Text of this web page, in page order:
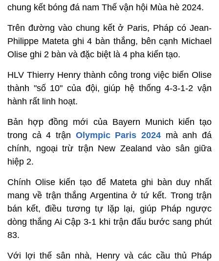
chung kết bóng đá nam Thế vận hội Mùa hè 2024.
Trên đường vào chung kết ở Paris, Pháp có Jean-
Philippe Mateta ghi 4 bàn thắng, bên cạnh Michael
Olise ghi 2 bàn và đặc biệt là 4 pha kiến tạo.
HLV Thierry Henry thành công trong việc biến Olise
thành "số 10" của đội, giúp hệ thống 4-3-1-2 vận
hành rất linh hoạt.
Bản hợp đồng mới của Bayern Munich kiến tạo
trong cả 4 trận Olympic Paris 2024 mà anh đá
chính, ngoại trừ trận New Zealand vào sân giữa
hiệp 2.
Chính Olise kiến tạo để Mateta ghi bàn duy nhất
mang về trận thắng Argentina ở tứ kết. Trong trận
bán kết, điều tương tự lặp lại, giúp Pháp ngược
dòng thắng Ai Cập 3-1 khi trận đấu bước sang phút
83.
Với lợi thế sân nhà, Henry và các cầu thủ Pháp